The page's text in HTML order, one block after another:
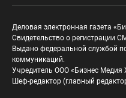
Деловая электронная газета
Свидетельство о регистрации
Выдано федеральной службой
коммуникаций.
Учредитель ООО «Бизнес Медия
Шеф-редактор (главный